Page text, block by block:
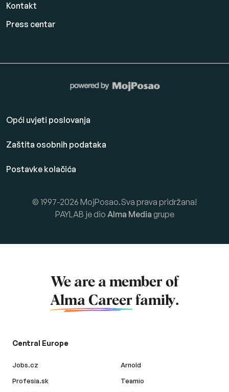
Kontakt
Press centar
Opći uvjeti poslovanja
Zaštita osobnih podataka
Postavke kolačića
© 1997-2026 MojPosao.Sva prava pridržana!
PAYLAB je dio Alma Media grupe
We are a member of
Alma Career family.
Central Europe
Jobs.cz
Profesia.sk
Arnold
Teamio